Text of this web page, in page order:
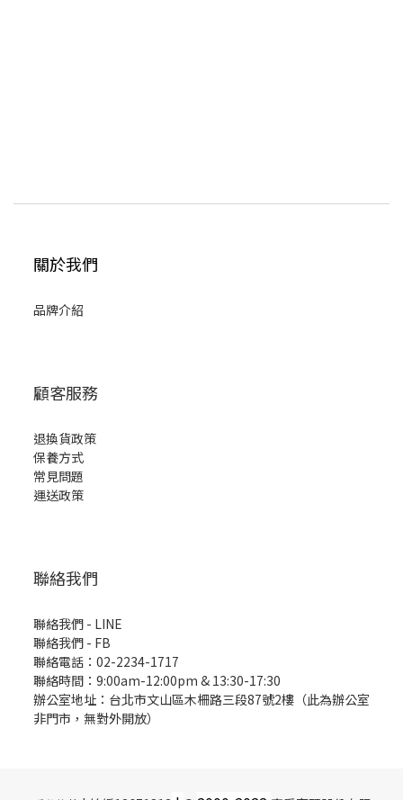
關於我們
品牌介紹
顧客服務
退換貨政策
保養方式
常見問題
運送政策
聯絡我們
聯絡我們 - LINE
聯絡我們 - FB
聯絡電話：02-2234-1717
聯絡時間：9:00am-12:00pm & 13:30-17:30
辦公室地址：台北市文山區木柵路三段87號2樓（此為辦公室
非門市，無對外開放）